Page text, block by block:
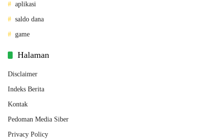
aplikasi
saldo dana
game
Halaman
Disclaimer
Indeks Berita
Kontak
Pedoman Media Siber
Privacy Policy